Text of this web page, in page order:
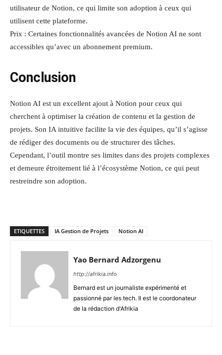
utilisateur de Notion, ce qui limite son adoption à ceux qui
utilisent cette plateforme.
Prix : Certaines fonctionnalités avancées de Notion AI ne sont
accessibles qu’avec un abonnement premium.
Conclusion
Notion AI est un excellent ajout à Notion pour ceux qui
cherchent à optimiser la création de contenu et la gestion de
projets. Son IA intuitive facilite la vie des équipes, qu’il s’agisse
de rédiger des documents ou de structurer des tâches.
Cependant, l’outil montre ses limites dans des projets complexes
et demeure étroitement lié à l’écosystème Notion, ce qui peut
restreindre son adoption.
ETIQUETTES IA Gestion de Projets Notion AI
Yao Bernard Adzorgenu
http://afrikia.info
Bernard est un journaliste expérimenté et
passionné par les tech. Il est le coordonateur
de la rédaction d'Afrikia